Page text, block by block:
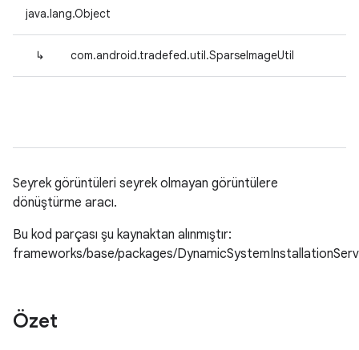
java.lang.Object
↳ com.android.tradefed.util.SparseImageUtil
Seyrek görüntüleri seyrek olmayan görüntülere
dönüştürme aracı.
Bu kod parçası şu kaynaktan alınmıştır:
frameworks/base/packages/
Özet